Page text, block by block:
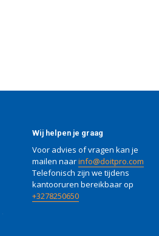
Wij helpen je graag
Voor advies of vragen kan je
mailen naarinfo@doitpro.com
Telefonisch zijn we tijdens
kantooruren bereikbaar op
+3278250650